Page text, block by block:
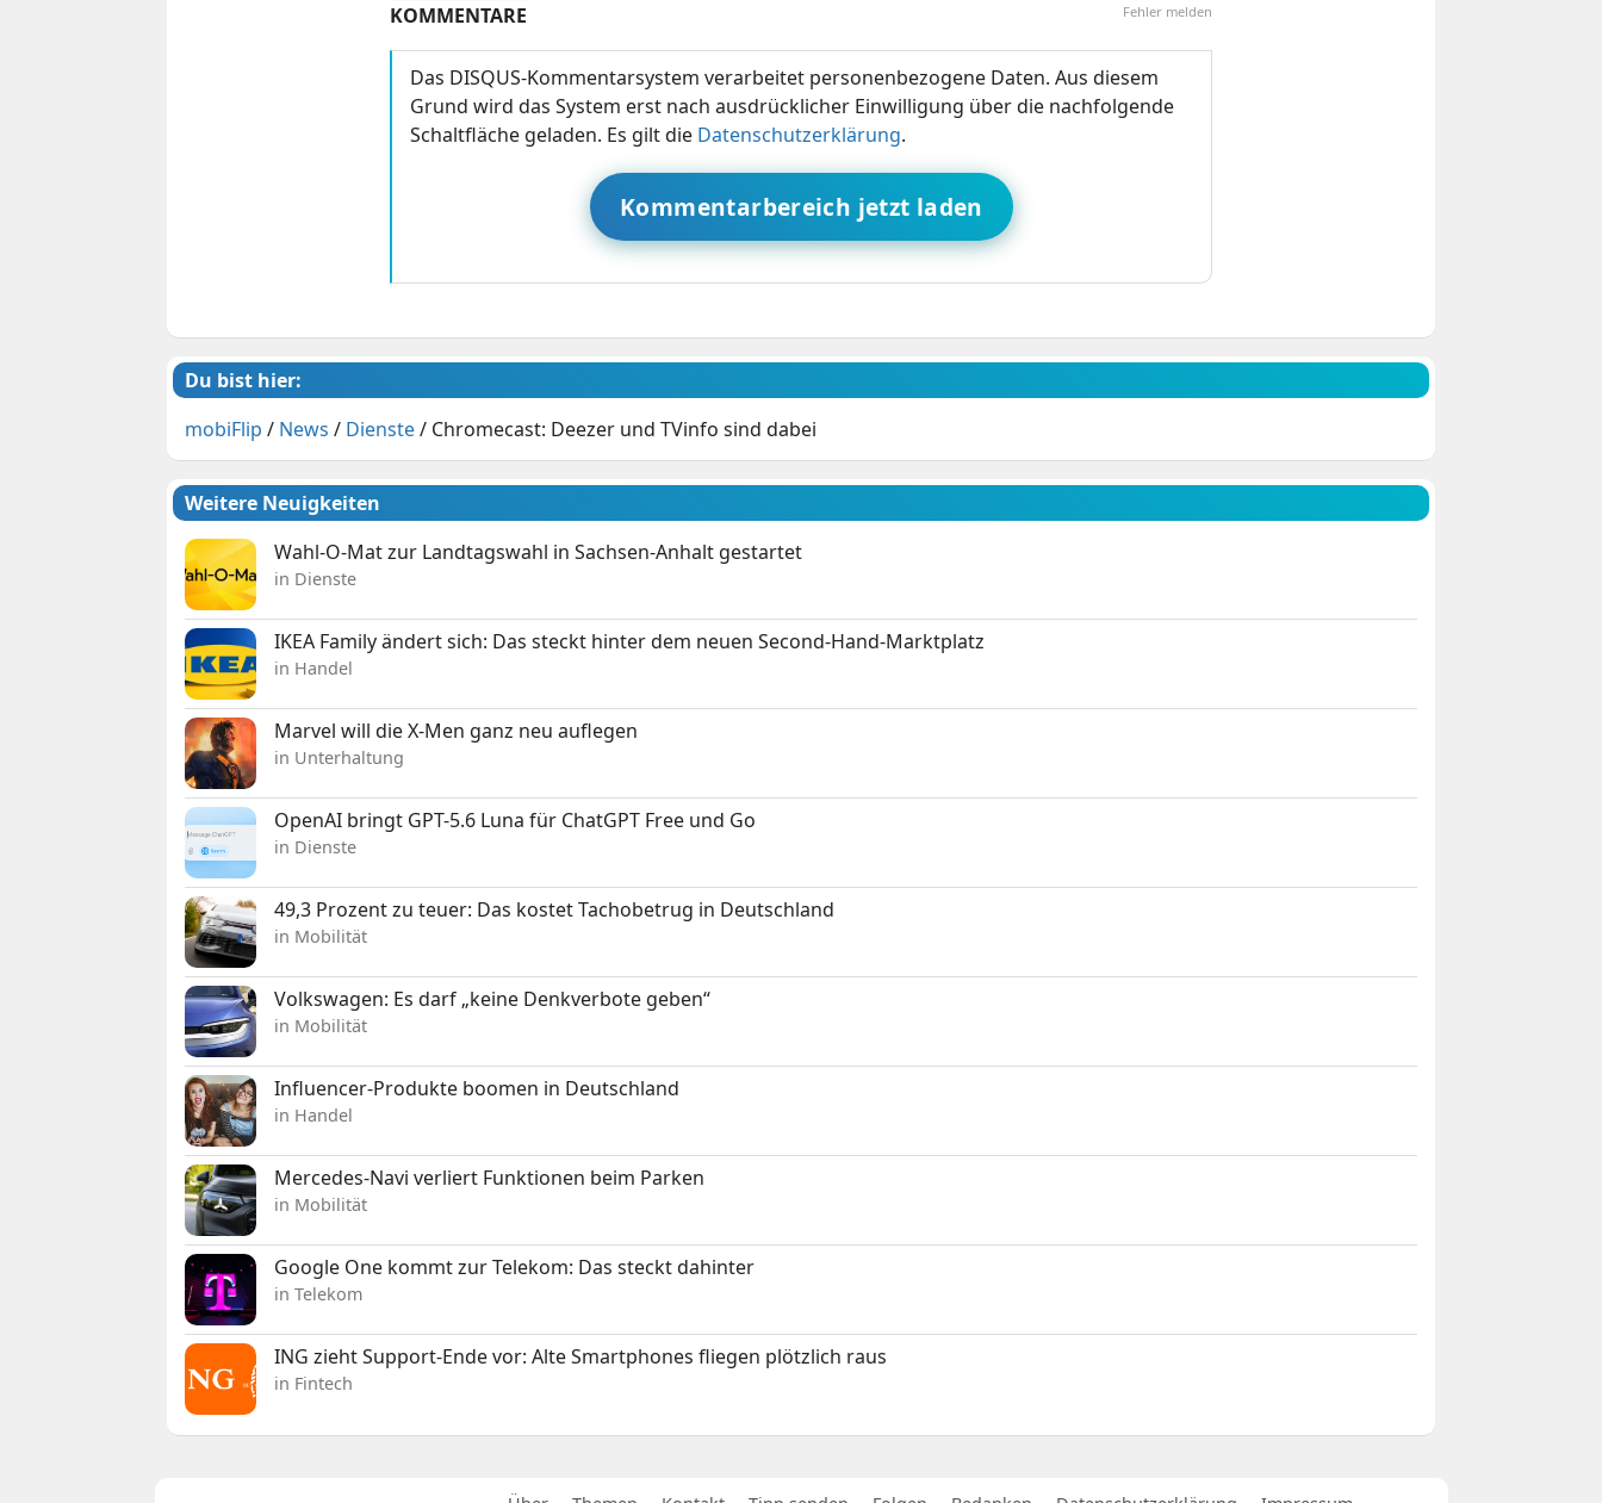
Fehler melden
KOMMENTARE
Das DISQUS-Kommentarsystem verarbeitet personenbezogene Daten. Aus diesem
Grund wird das System erst nach ausdrücklicher Einwilligung über die nachfolgende
Schaltfläche geladen. Es gilt die Datenschutzerklärung.
Kommentarbereich jetzt laden
Du bist hier:
mobiFlip / News / Dienste/ Chromecast: Deezer und TVinfo sind dabei
Weitere Neuigkeiten
Wahl-O-Mat zur Landtagswahl in Sachsen-Anhalt gestartet
in Dienste
IKEA Family ändert sich: Das steckt hinter dem neuen Second-Hand-Marktplatz
in Handel
Marvel will die X-Men ganz neu auflegen
in Unterhaltung
OpenAI bringt GPT-5.6 Luna für ChatGPT Free und Go
in Dienste
49,3 Prozent zu teuer: Das kostet Tachobetrug in Deutschland
in Mobilität
Volkswagen: Es darf „keine Denkverbote geben“
in Mobilität
Influencer-Produkte boomen in Deutschland
in Handel
Mercedes-Navi verliert Funktionen beim Parken
in Mobilität
Google One kommt zur Telekom: Das steckt dahinter
in Telekom
ING zieht Support-Ende vor: Alte Smartphones fliegen plötzlich raus
in Fintech